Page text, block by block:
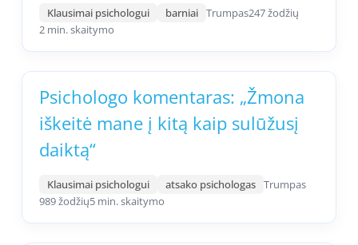
Klausimai psichologui barniai Trumpas247 žodžių
2 min. skaitymo
Psichologo komentaras: „Žmona
iškeitė mane į kitą kaip sulūžusį
daiktą“
Klausimai psichologui atsako psichologas Trumpas
989 žodžių5 min. skaitymo